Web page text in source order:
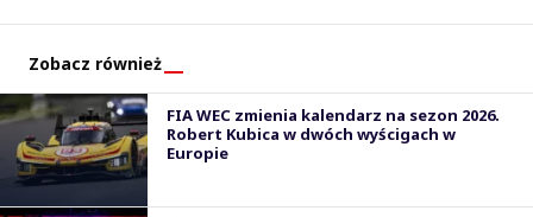
Zobacz również
FIA WEC zmienia kalendarz na sezon 2026.
Robert Kubica w dwóch wyścigach w
Europie